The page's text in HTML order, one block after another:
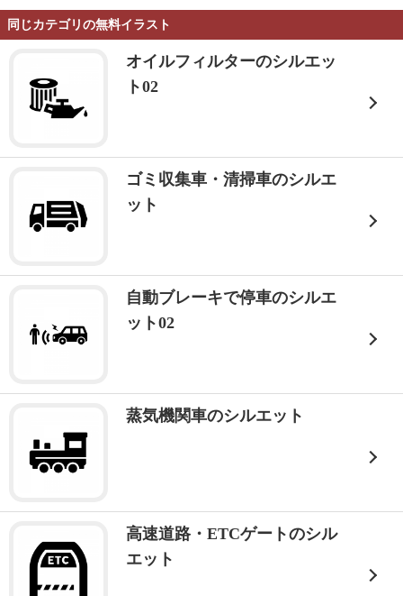
同じカテゴリの無料イラスト
オイルフィルターのシルエッ
ト02
ゴミ収集車・清掃車のシルエ
ット
自動ブレーキで停車のシルエ
ット02
蒸気機関車のシルエット
高速道路・ETCゲートのシル
エット